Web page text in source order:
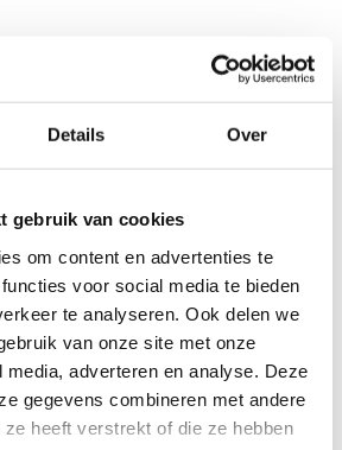
Details Over
gebruik van cookies
om content en advertenties te
voor social media te bieden
te analyseren. Ook delen we
van onze site met onze
adverteren en analyse. Deze
gegevens combineren met andere
ze heeft verstrekt of die ze hebben